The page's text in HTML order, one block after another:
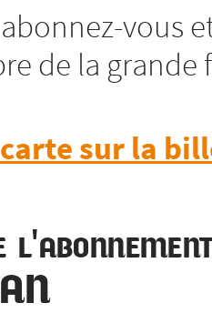
vous
de la grande
sur la
l'abonnement